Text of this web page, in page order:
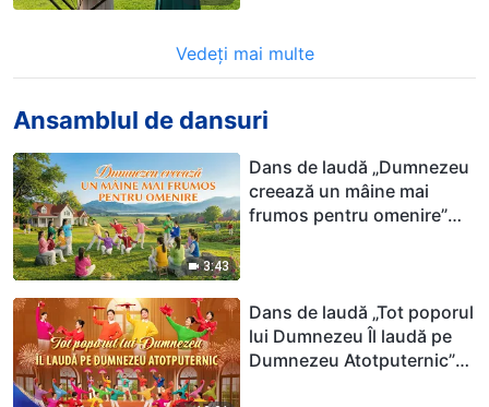
Vedeți mai multe
Ansamblul de dansuri
3:43
Dans de laudă „Dumnezeu
creează un mâine mai
frumos pentru omenire”
Dans de laudă „Tot poporul
lui Dumnezeu Îl laudă pe
Dumnezeu Atotputernic”